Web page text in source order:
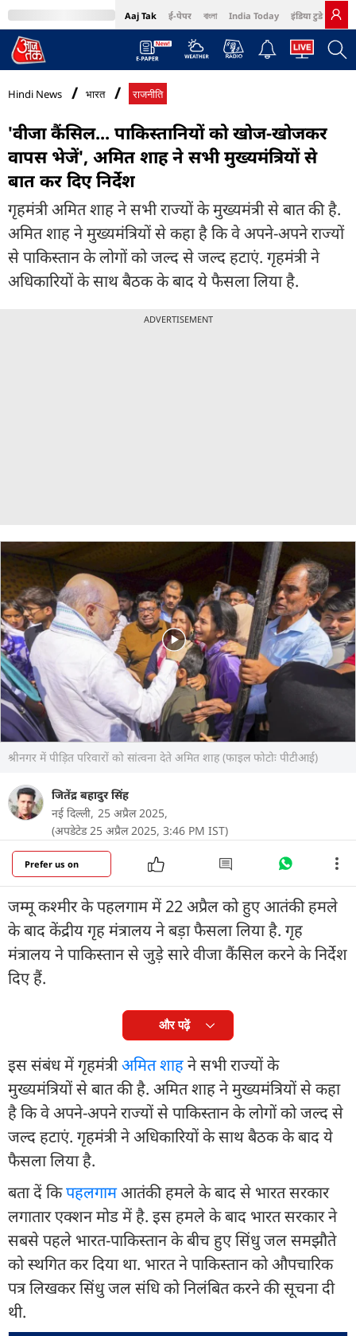
Aaj Tak ई-पेपर বাংলা India Today इंडिया टुडे हिंदी
MumbaiTak Cosmopolitan Harper's Bazaar Northeast
Hindi News भारत राजनीति
'वीजा कैंसिल... पाकिस्तानियों को खोज-खोजकर
वापस भेजें', अमित शाह ने सभी मुख्यमंत्रियों से
बात कर दिए निर्देश
गृहमंत्री अमित शाह ने सभी राज्यों के मुख्यमंत्री से बात की है.
अमित शाह ने मुख्यमंत्रियों से कहा है कि वे अपने-अपने राज्यों
से पाकिस्तान के लोगों को जल्द से जल्द हटाएं. गृहमंत्री ने
अधिकारियों के साथ बैठक के बाद ये फैसला लिया है.
ADVERTISEMENT
श्रीनगर में पीड़ित परिवारों को सांत्वना देते अमित शाह (फाइल फोटोः पीटीआई)
जितेंद्र बहादुर सिंह
नई दिल्ली, 25 अप्रैल 2025,
(अपडेटेड 25 अप्रैल 2025, 3:46 PM IST)
Prefer us on
जम्मू कश्मीर के पहलगाम में 22 अप्रैल को हुए आतंकी हमले
के बाद केंद्रीय गृह मंत्रालय ने बड़ा फैसला लिया है. गृह
मंत्रालय ने पाकिस्तान से जुड़े सारे वीजा कैंसिल करने के निर्देश
दिए हैं.
और पढ़ें
इस संबंध में गृहमंत्रीअमित शाहने सभी राज्यों के
मुख्यमंत्रियों से बात की है. अमित शाह ने मुख्यमंत्रियों से कहा
है कि वे अपने-अपने राज्यों से पाकिस्तान के लोगों को जल्द से
जल्द हटाएं. गृहमंत्री ने अधिकारियों के साथ बैठक के बाद ये
फैसला लिया है.
बता दें किपहलगामआतंकी हमले के बाद से भारत सरकार
लगातार एक्शन मोड में है. इस हमले के बाद भारत सरकार ने
सबसे पहले भारत-पाकिस्तान के बीच हुए सिंधु जल समझौते
को स्थगित कर दिया था. भारत ने पाकिस्तान को औपचारिक
पत्र लिखकर सिंधु जल संधि को निलंबित करने की सूचना दी
थी.